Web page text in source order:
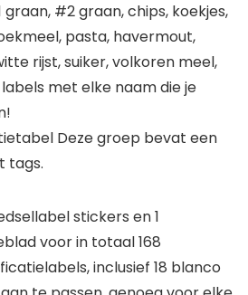
graan, #2 graan, chips, koekjes,
pasta, havermout,
rijst, suiker, volkoren meel,
met elke naam die je
Deze groep bevat een
tags.
stickers en 1
voor in totaal 168
inclusief 18 blanco